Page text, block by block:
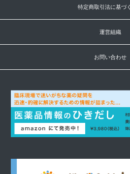
特定商取引法に基づ
運営組織
お問い合わせ